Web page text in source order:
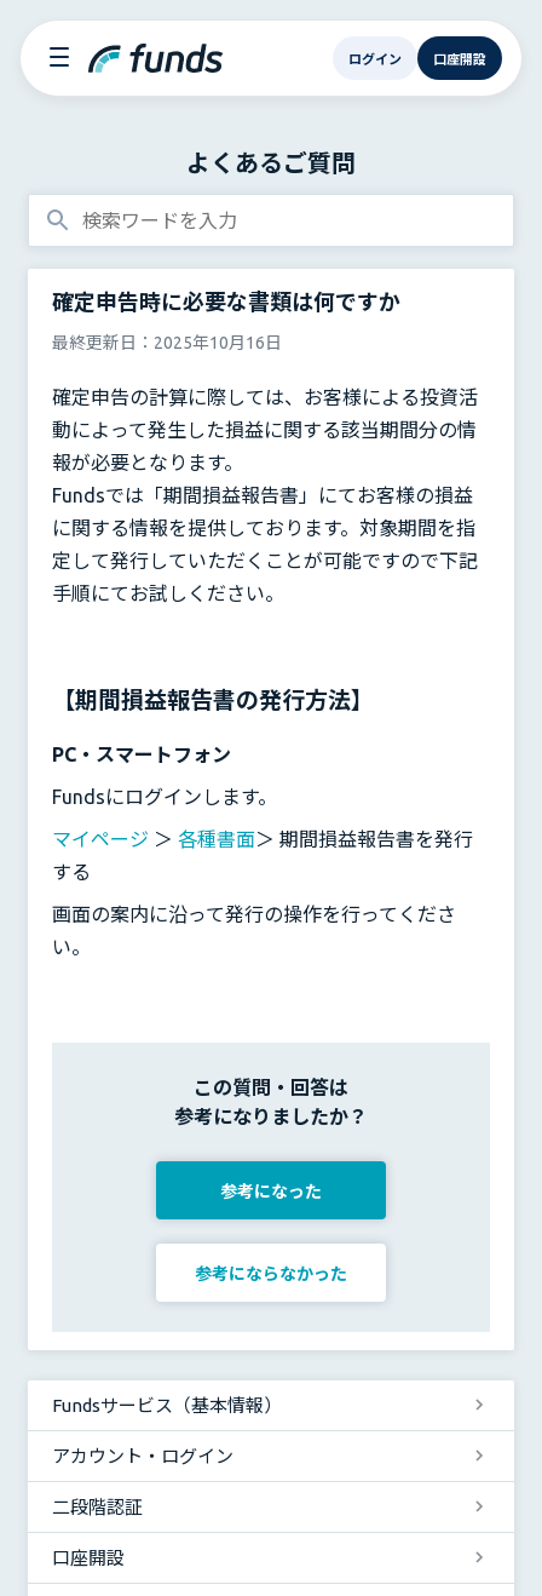
ログイン 口座開設
よくあるご質問
Fundsサービス（基本情報）
アカウント・ログイン
二段階認証
口座開設
確定申告時に必要な書類は何ですか
最終更新日： 2025年10月16日
確定申告の計算に際しては、お客様による投資活
動によって発生した損益に関する該当期間分の情
報が必要となります。
Fundsでは「期間損益報告書」にてお客様の損益
に関する情報を提供しております。対象期間を指
定して発行していただくことが可能ですので下記
手順にてお試しください。
【期間損益報告書の発行方法】
PC・スマートフォン
Fundsにログインします。
マイページ ＞ 各種書面＞ 期間損益報告書を発行
する
画面の案内に沿って発行の操作を行ってくださ
い。
この質問・回答は
参考になりましたか？
参考にならなかった
参考になった